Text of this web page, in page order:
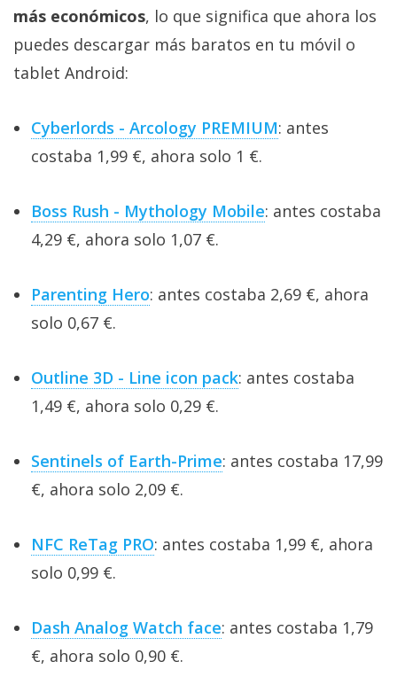
más económicos, lo que significa que ahora los
puedes descargar más baratos en tu móvil o
tablet Android:
Cyberlords - Arcology PREMIUM: antes
costaba 1,99 €, ahora solo 1 €.
Boss Rush - Mythology Mobile: antes costaba
4,29 €, ahora solo 1,07 €.
Parenting Hero: antes costaba 2,69 €, ahora
solo 0,67 €.
Outline 3D - Line icon pack: antes costaba
1,49 €, ahora solo 0,29 €.
Sentinels of Earth-Prime: antes costaba 17,99
€, ahora solo 2,09 €.
NFC ReTag PRO: antes costaba 1,99 €, ahora
solo 0,99 €.
Dash Analog Watch face: antes costaba 1,79
€, ahora solo 0,90 €.